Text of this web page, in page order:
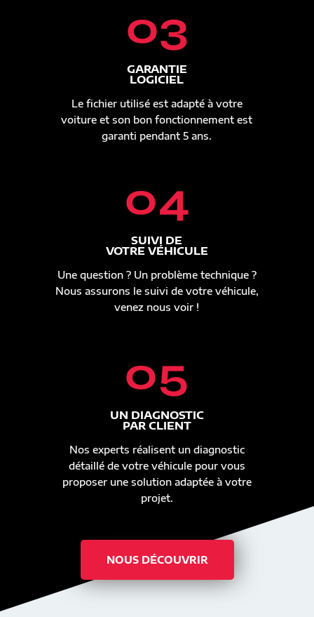
03
GARANTIE
LOGICIEL
Le fichier utilisé est adapté à votre
voiture et son bon fonctionnement est
garanti pendant 5 ans.
04
SUIVI DE
VOTRE VÉHICULE
Une question ? Un problème technique ?
Nous assurons le suivi de votre véhicule,
venez nous voir !
05
UN DIAGNOSTIC
PAR CLIENT
Nos experts réalisent un diagnostic
détaillé de votre véhicule pour vous
proposer une solution adaptée à votre
projet.
NOUS DÉCOUVRIR